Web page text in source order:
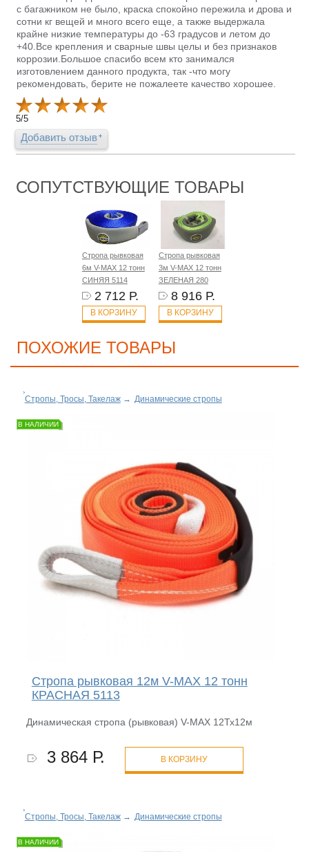
с багажником не было, краска спокойно пережила и дрова и
сотни кг вещей и много всего еще, а также выдержала
крайне низкие температуры до -63 градусов и летом до
+40.Все крепления и сварные швы целы и без признаков
коррозии.Большое спасибо всем кто занимался
изготовлением данного продукта, так -что могу
рекомендовать, берите не пожалеете качество хорошее.
5/5
Добавить отзыв
СОПУТСТВУЮЩИЕ ТОВАРЫ
Стропа рывковая
6м V-MAX 12 тонн
СИНЯЯ 5114
2 712 Р.
В КОРЗИНУ
Стропа рывковая
3м V-MAX 12 тонн
ЗЕЛЕНАЯ 280
8 916 Р.
В КОРЗИНУ
ПОХОЖИЕ ТОВАРЫ
Стропы, Тросы, Такелаж→ Динамические стропы
В НАЛИЧИИ
Стропа рывковая 12м V-MAX 12 тонн
КРАСНАЯ 5113
Динамическая стропа (рывковая) V-MAX 12Тх12м
3 864 Р. В КОРЗИНУ
Стропы, Тросы, Такелаж→ Динамические стропы
В НАЛИЧИИ